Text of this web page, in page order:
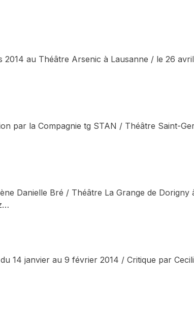
2014 au Théâtre Arsenic à Lausanne / le 26
par la Compagnie tg STAN / Théâtre Saint-
Danielle Bré / Théâtre La Grange de Dorigny
14 janvier au 9 février 2014 / Critique par